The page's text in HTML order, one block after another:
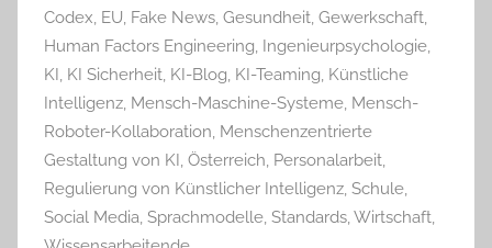
Codex, EU, Fake News, Gesundheit, Gewerkschaft,
Human Factors Engineering, Ingenieurpsychologie,
KI, KI Sicherheit, KI-Blog, KI-Teaming, Künstliche
Intelligenz, Mensch-Maschine-Systeme, Mensch-
Roboter-Kollaboration, Menschenzentrierte
Gestaltung von KI, Österreich, Personalarbeit,
Regulierung von Künstlicher Intelligenz, Schule,
Social Media, Sprachmodelle, Standards,Wirtschaft,